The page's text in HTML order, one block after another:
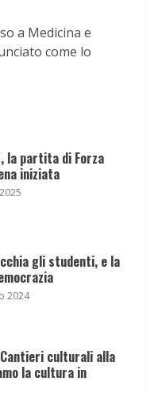
a Medicina e
come lo
la partita di Forza
iniziata
gli studenti, e la
2024
culturali alla
la cultura in